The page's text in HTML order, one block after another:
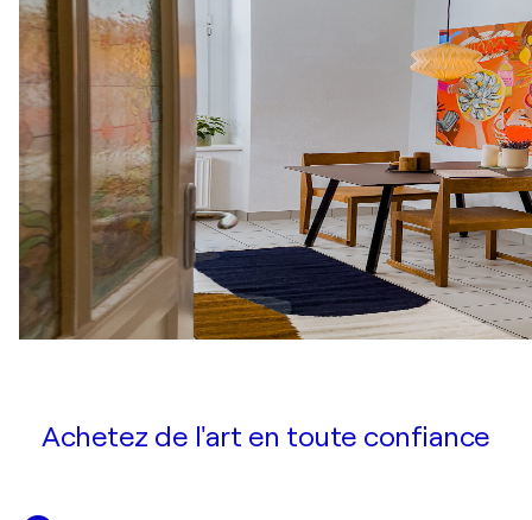
Achetez de l'art en toute confiance